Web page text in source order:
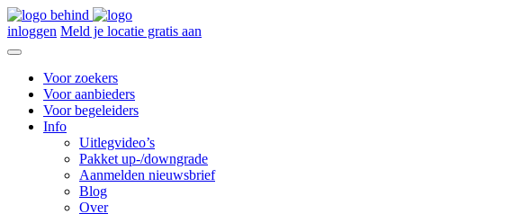
inloggen Meld je locatie gratis aan
Voor zoekers
Voor aanbieders
Voor begeleiders
Info
Uitlegvideo’s
Pakket up-/downgrade
Aanmelden nieuwsbrief
Blog
Over